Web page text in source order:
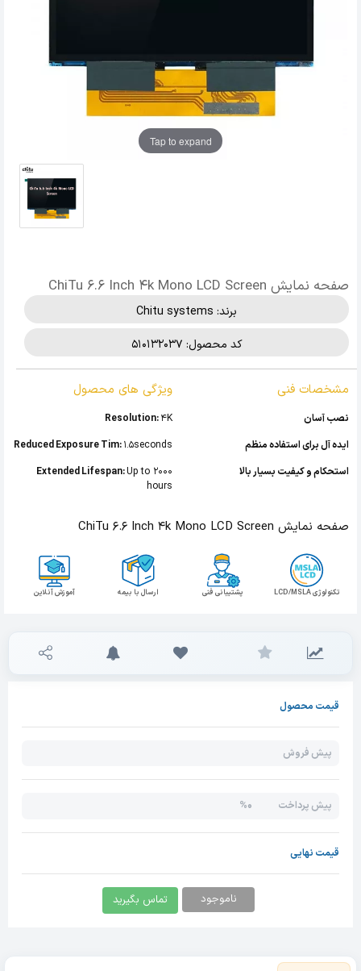
Tap to expand
صفحه نمایش ChiTu 6.6 Inch 4k Mono LCD Screen
برند: Chitu systems
کد محصول: 510132037
مشخصات فنی
نصب آسان
ایده آل برای استفاده منظم
استحکام و کیفیت بسیار بالا
ویژگی های محصول
Resolution:4K
Reduced Exposure Tim:1.5seconds
Extended Lifespan:Up to 2000
hours
صفحه نمایش ChiTu 6.6 Inch 4k Mono LCD Screen
آموزش آنلاین ارسال با بیمه پشتیبانی فنی تکنولوژی LCD/MSLA
قیمت محصول
پیش فروش
پیش پرداخت 0%
قیمت نهایی
ناموجود تماس بگیرید